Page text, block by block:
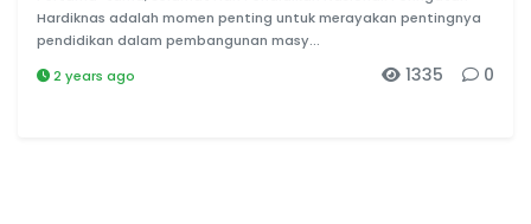
Hardiknas adalah momen penting untuk merayakan pentingnya
pendidikan dalam pembangunan masy...
2 years ago
0
1335